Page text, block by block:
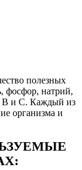
полезных
фосфор, натрий,
В и С. Каждый из
организма и